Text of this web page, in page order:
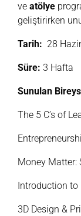
ve atölye
geliştirirken
Tarih: 28
Süre: 3 Hafta
Sunulan
The 5 C’s of
Money Matter:
Introduction to
3D Design &